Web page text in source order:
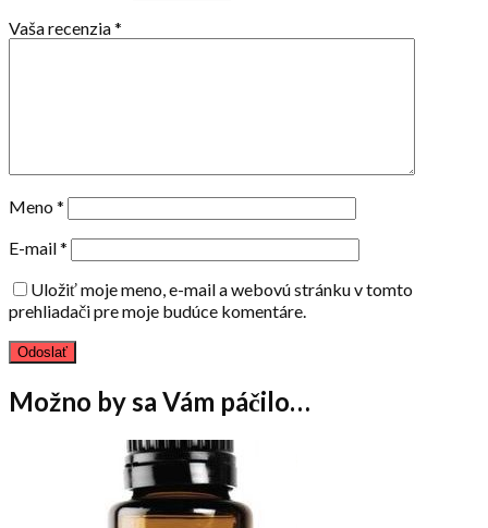
Vaša recenzia*
Meno*
E-mail*
Uložiť moje meno, e-mail a webovú stránku v tomto
prehliadači pre moje budúce komentáre.
Možno by sa Vám páčilo…